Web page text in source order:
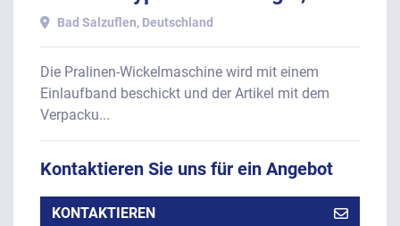
Baujahr 2006.
Bad Salzuflen, Deutschland
Die Pralinen-Wickelmaschine wird mit einem
Einlaufband beschickt und der Artikel mit dem
Verpacku...
Kontaktieren Sie uns für ein Angebot
KONTAKTIEREN